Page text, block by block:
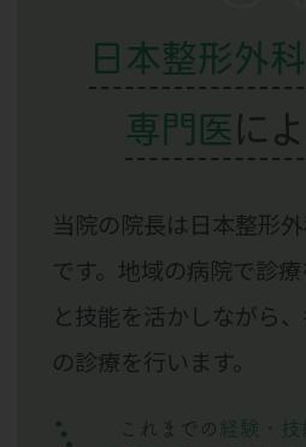
日本整形外
専門医 に
当院の院長は日本整形
です。地域の病院で診
と技能を活かしながら
の診療を行います。
これまでの 経験・技